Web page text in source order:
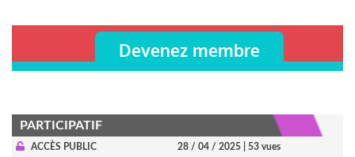
Devenez membre
PARTICIPATIF
ACCÈS PUBLIC 28 / 04 / 2025 | 53 vues